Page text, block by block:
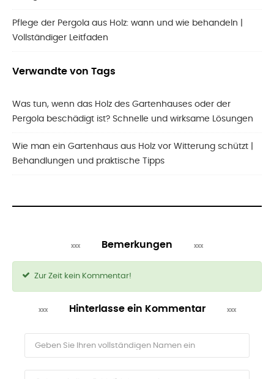
Pflege der Pergola aus Holz: wann und wie behandeln |
Vollständiger Leitfaden
Verwandte von Tags
Was tun, wenn das Holz des Gartenhauses oder der
Pergola beschädigt ist? Schnelle und wirksame Lösungen
Wie man ein Gartenhaus aus Holz vor Witterung schützt |
Behandlungen und praktische Tipps
Bemerkungen
Zur Zeit kein Kommentar!
Hinterlasse ein Kommentar